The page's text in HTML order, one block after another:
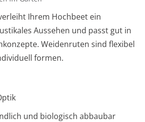
Ihrem Hochbeet ein
Aussehen und passt gut in
Weidenruten sind flexibel
formen.
und biologisch abbaubar